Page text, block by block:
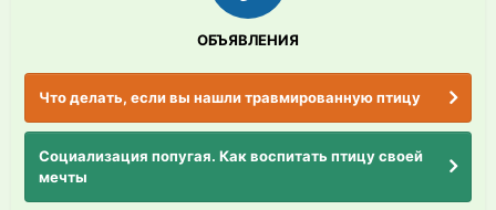
ОБЪЯВЛЕНИЯ
Что делать, если вы нашли травмированную птицу
Социализация попугая. Как воспитать птицу своей
мечты